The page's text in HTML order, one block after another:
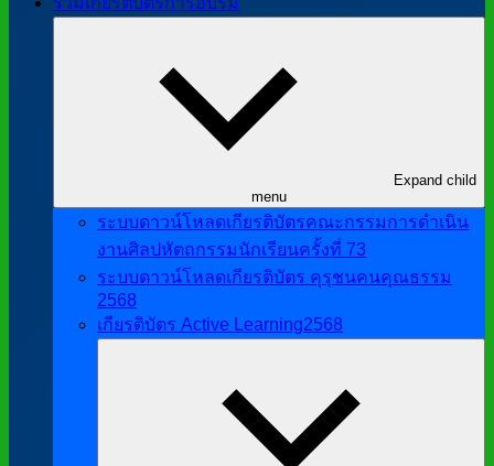
Expand child
menu
ระบบดาวน์โหลดเกียรติบัตรคณะกรรมการดำเนิน
งานศิลปหัตถกรรมนักเรียนครั้งที่ 73
ระบบดาวน์โหลดเกียรติบัตร คุรุชนคนคุณธรรม
2568
เกียรติบัตร Active Learning2568